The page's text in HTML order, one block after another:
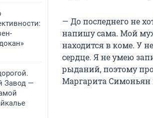
Завод —
— До последнего не
напишу сама. Мой
находится в коме. У
сердце. Я не умею
рыданий, поэтому
Маргарита Симоньян